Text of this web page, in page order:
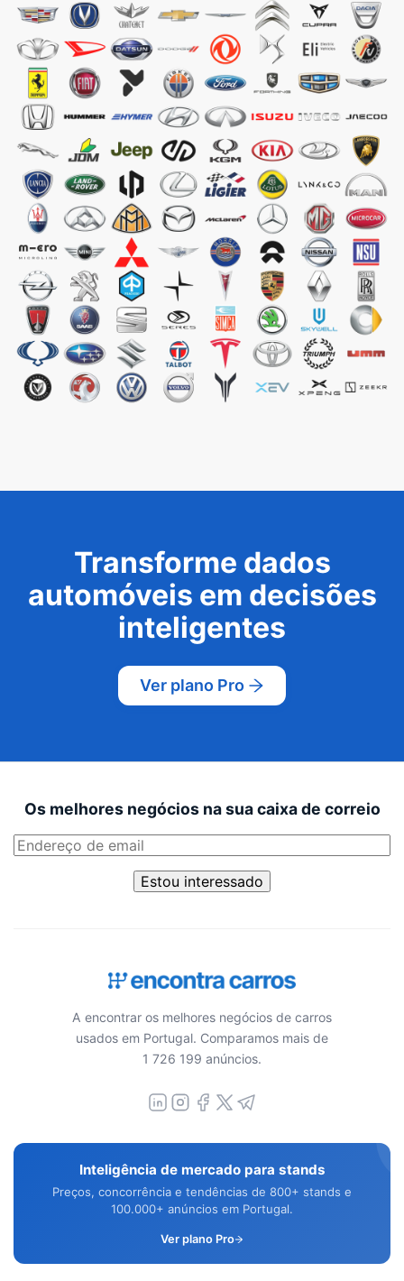
Transforme dados
automóveis em decisões
inteligentes
Ver plano Pro
Os melhores negócios na sua caixa de correio
Estou interessado
A encontrar os melhores negócios de carros
usados em Portugal. Comparamos mais de
1 726 199 anúncios.
Inteligência de mercado para stands
Preços, concorrência e tendências de 800+ stands e
100.000+ anúncios em Portugal.
Ver plano Pro